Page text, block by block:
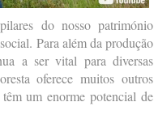
do nosso património
Para além da produção
a ser vital para diversas
oferece muitos outros
um enorme potencial de